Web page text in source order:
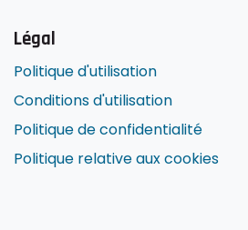
Légal
Politique d'utilisation
Conditions d'utilisation
Politique de confidentialité
Politique relative aux cookies